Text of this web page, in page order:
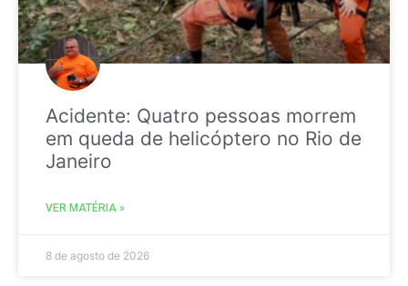
Acidente: Quatro pessoas morrem
em queda de helicóptero no Rio de
Janeiro
VER MATÉRIA »
8 de agosto de 2026